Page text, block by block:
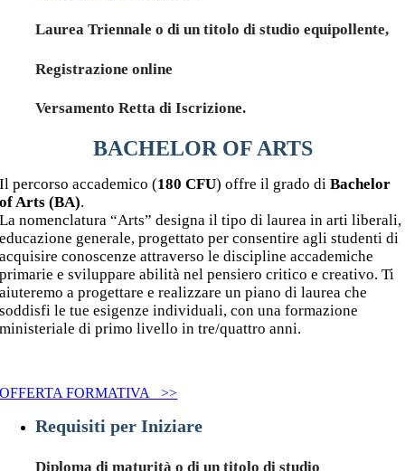
Laurea Triennale o di un titolo di studio equipollente,
Registrazioneonline
VersamentoRetta di Iscrizione.
BACHELOR OF ARTS
Il percorso accademico (180 CFU) offre il grado diBachelor
of Arts (BA).
La nomenclatura “Arts” designa il tipo di laurea in arti liberali,
educazione generale, progettato per consentire agli studenti di
acquisire conoscenze attraverso le discipline accademiche
primarie e sviluppare abilità nel pensiero critico e creativo. Ti
aiuteremo a progettare e realizzare un piano di laurea che
soddisfi le tue esigenze individuali, con una formazione
ministeriale di primo livello in tre/quattro anni.
OFFERTA FORMATIVA >>
Requisiti per Iniziare
Diploma di maturità o di un titolo di studio